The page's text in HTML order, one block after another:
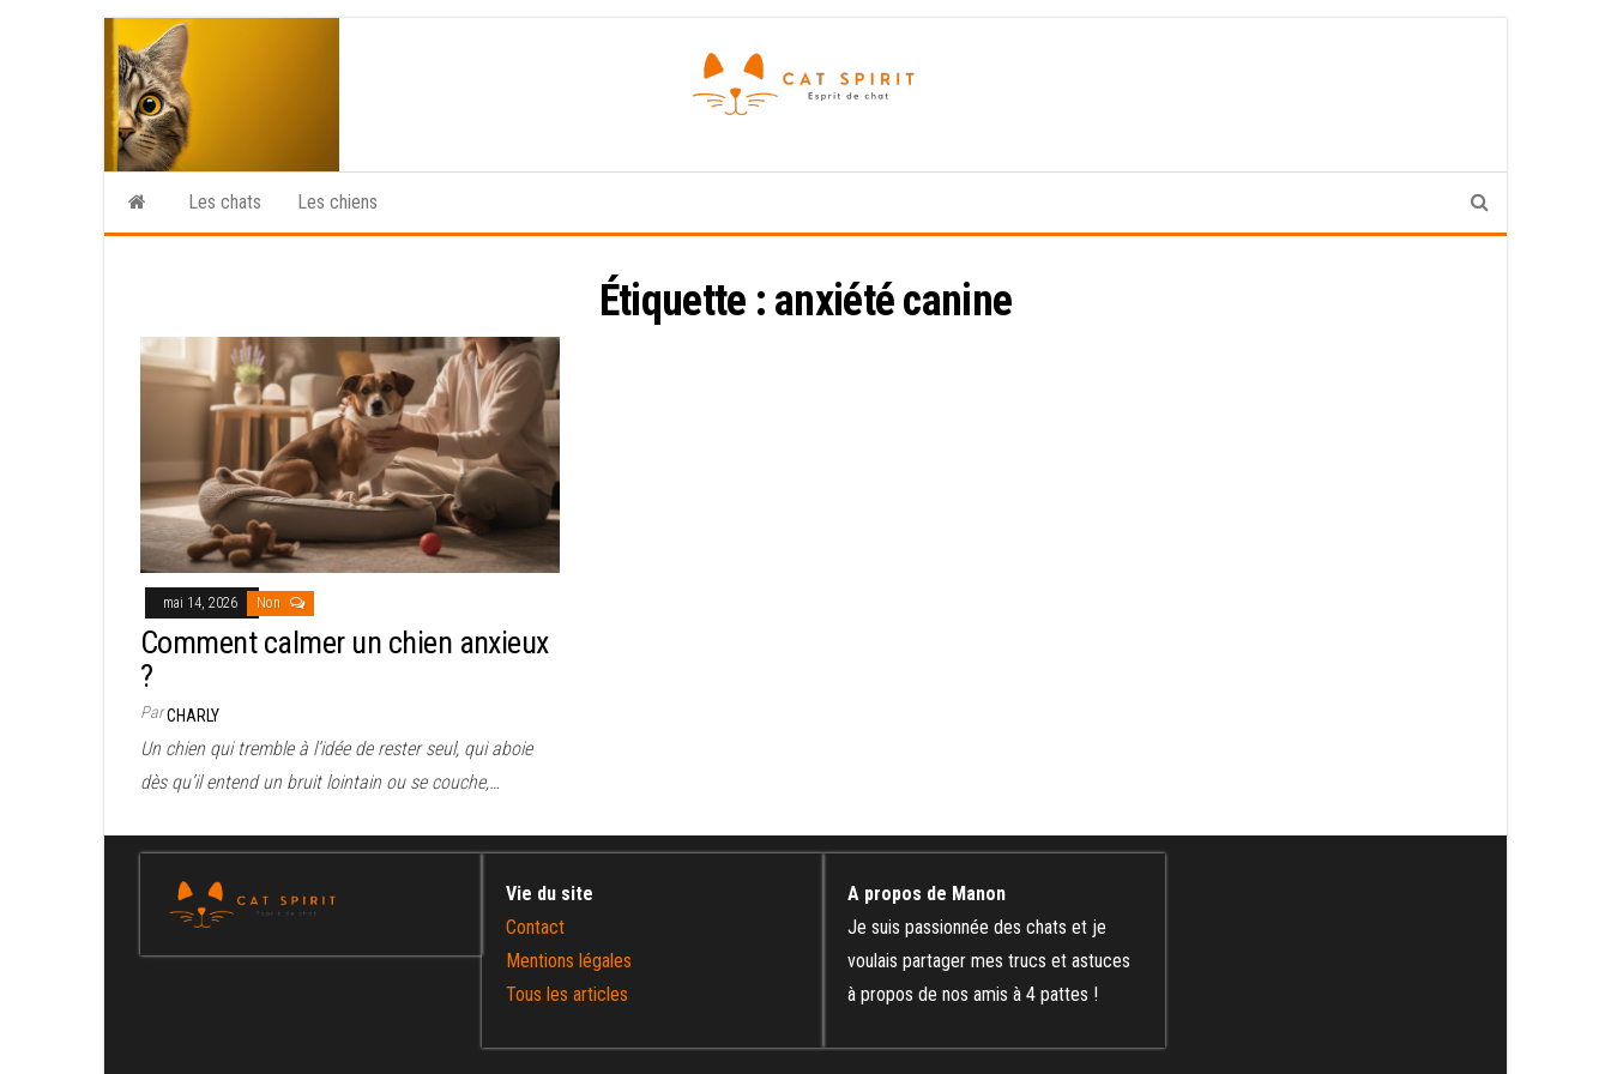
to
the
content
chat
Les chats Les chiens
Étiquette : anxiété canine
mai 14, 2026 Non
Comment calmer un chien anxieux
?
ParCHARLY
Un chien qui tremble à l’idée de rester seul, qui aboie
dès qu’il entend un bruit lointain ou se couche,…
Vie du site
Contact
Mentions légales
Tous les articles
A propos de Manon
Je suis passionnée des chats et je
voulais partager mes trucs et astuces
à propos de nos amis à 4 pattes !